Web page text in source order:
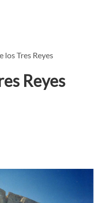
los Tres Reyes
Reyes